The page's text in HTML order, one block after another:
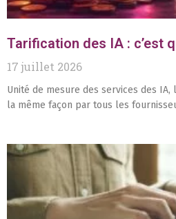
Tarification des IA : c’est
17 juillet 2026
Unité de mesure des services des IA,
la même façon par tous les